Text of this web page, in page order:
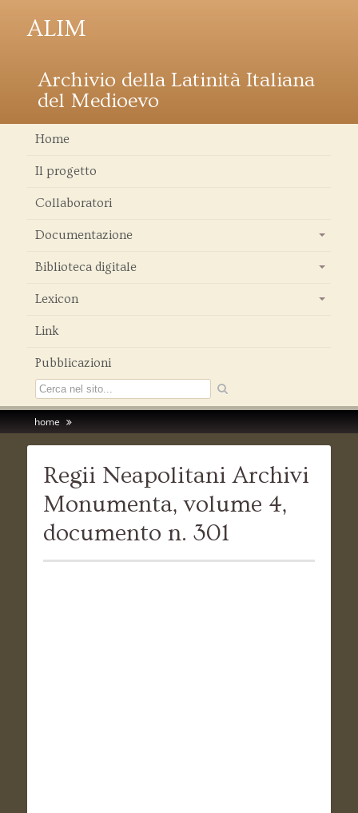
ALIM
Archivio della Latinità Italiana
del Medioevo
Home
Il progetto
Collaboratori
Documentazione
Biblioteca digitale
Lexicon
Link
Pubblicazioni
home
Regii Neapolitani Archivi
Monumenta, volume 4,
documento n. 301